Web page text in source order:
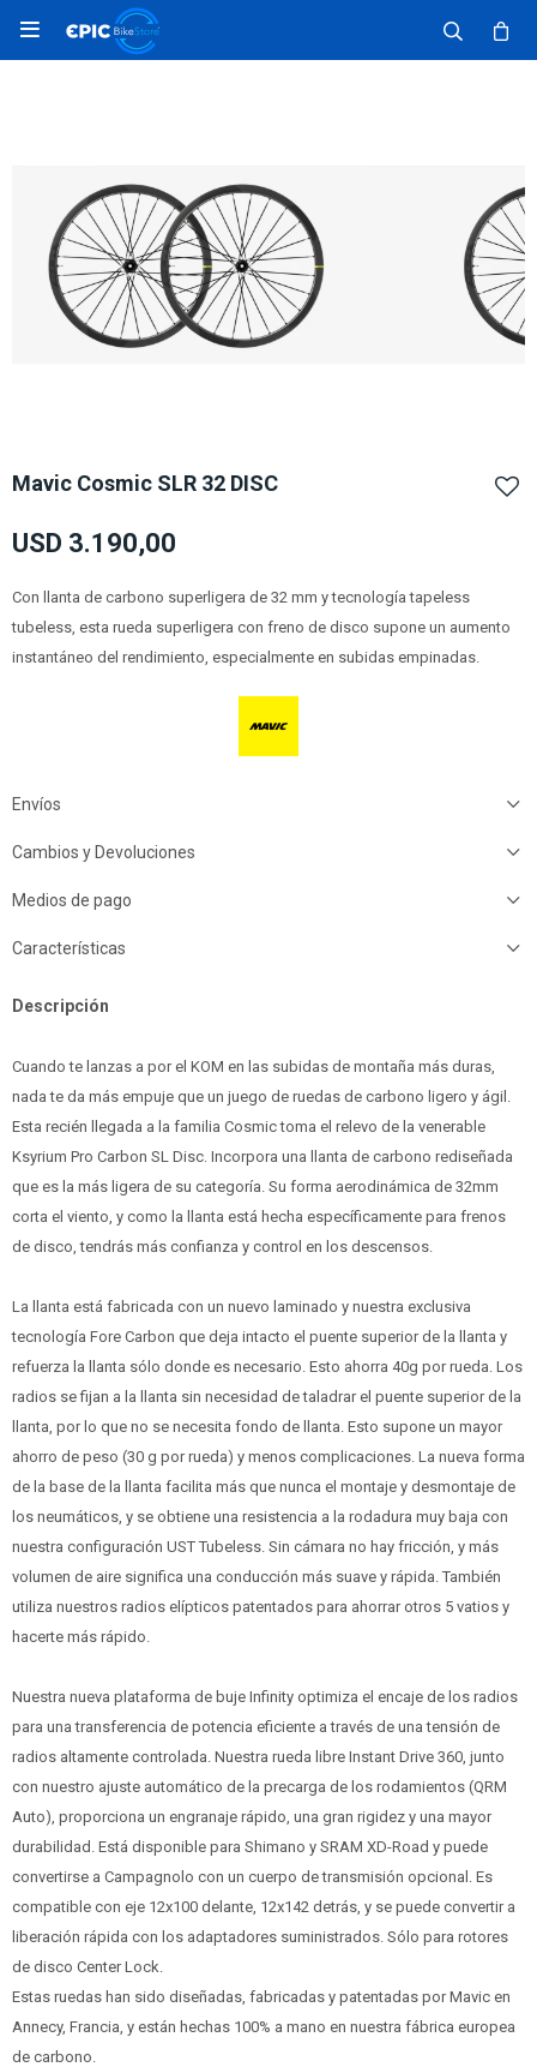

Mavic Cosmic SLR 32 DISC
USD 3.190,00
Con llanta de carbono superligera de 32 mm y tecnología tapeless
tubeless, esta rueda superligera con freno de disco supone un aumento
instantáneo del rendimiento, especialmente en subidas empinadas.
Envíos
Cambios y Devoluciones
Medios de pago
Características
Descripción
Cuando te lanzas a por el KOM en las subidas de montaña más duras,
nada te da más empuje que un juego de ruedas de carbono ligero y ágil.
Esta recién llegada a la familia Cosmic toma el relevo de la venerable
Ksyrium Pro Carbon SL Disc. Incorpora una llanta de carbono rediseñada
que es la más ligera de su categoría. Su forma aerodinámica de 32mm
corta el viento, y como la llanta está hecha específicamente para frenos
de disco, tendrás más confianza y control en los descensos.
La llanta está fabricada con un nuevo laminado y nuestra exclusiva
tecnología Fore Carbon que deja intacto el puente superior de la llanta y
refuerza la llanta sólo donde es necesario. Esto ahorra 40g por rueda. Los
radios se fijan a la llanta sin necesidad de taladrar el puente superior de la
llanta, por lo que no se necesita fondo de llanta. Esto supone un mayor
ahorro de peso (30 g por rueda) y menos complicaciones. La nueva forma
de la base de la llanta facilita más que nunca el montaje y desmontaje de
los neumáticos, y se obtiene una resistencia a la rodadura muy baja con
nuestra configuración UST Tubeless. Sin cámara no hay fricción, y más
volumen de aire significa una conducción más suave y rápida. También
utiliza nuestros radios elípticos patentados para ahorrar otros 5 vatios y
hacerte más rápido.
Nuestra nueva plataforma de buje Infinity optimiza el encaje de los radios
para una transferencia de potencia eficiente a través de una tensión de
radios altamente controlada. Nuestra rueda libre Instant Drive 360, junto
con nuestro ajuste automático de la precarga de los rodamientos (QRM
Auto), proporciona un engranaje rápido, una gran rigidez y una mayor
durabilidad. Está disponible para Shimano y SRAM XD-Road y puede
convertirse a Campagnolo con un cuerpo de transmisión opcional. Es
compatible con eje 12x100 delante, 12x142 detrás, y se puede convertir a
liberación rápida con los adaptadores suministrados. Sólo para rotores
de disco Center Lock.
Estas ruedas han sido diseñadas, fabricadas y patentadas por Mavic en
Annecy, Francia, y están hechas 100% a mano en nuestra fábrica europea
de carbono.